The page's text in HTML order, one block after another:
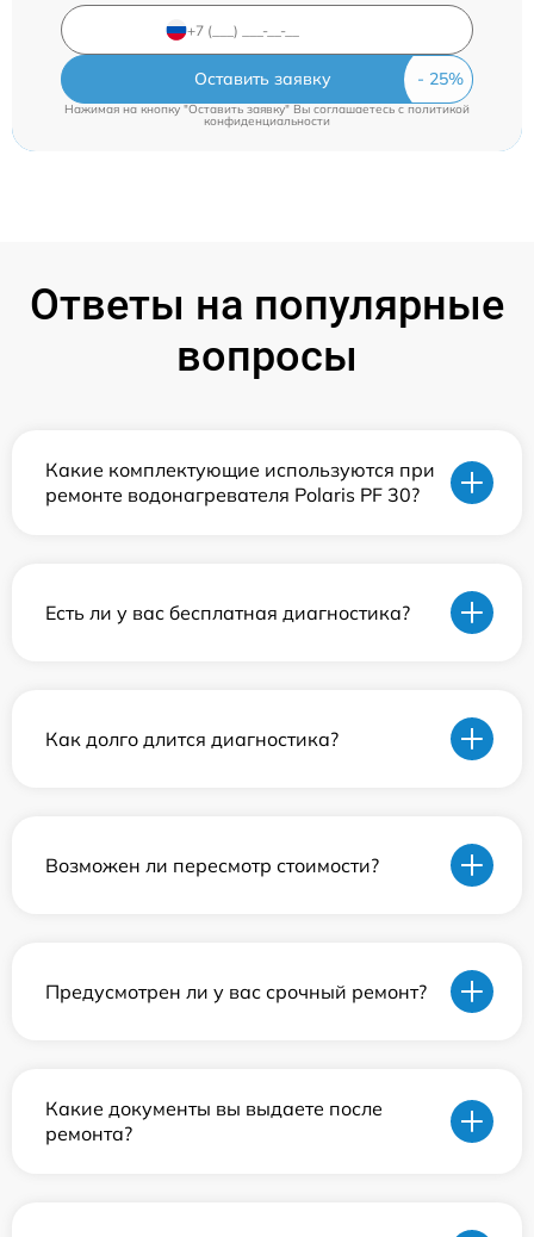
Оставить заявку
Нажимая на кнопку "Оставить заявку" Вы соглашаетесь cполитикой
конфиденциальности
Ответы на популярные
вопросы
Какие комплектующие используются при
ремонте водонагревателя Polaris PF 30?
Есть ли у вас бесплатная диагностика?
Как долго длится диагностика?
Возможен ли пересмотр стоимости?
Предусмотрен ли у вас срочный ремонт?
Какие документы вы выдаете после
ремонта?